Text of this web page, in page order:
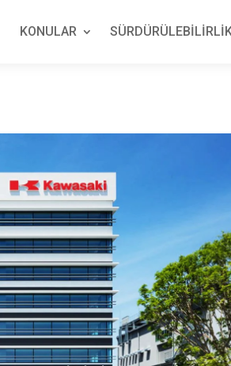
KONULAR